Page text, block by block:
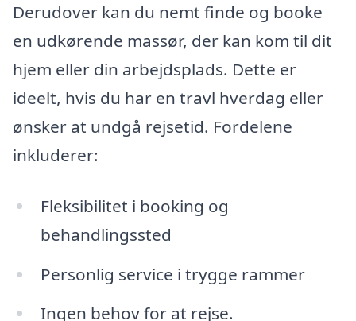
Derudover kan du nemt finde og booke
en udkørende massør, der kan kom til dit
hjem eller din arbejdsplads. Dette er
ideelt, hvis du har en travl hverdag eller
ønsker at undgå rejsetid. Fordelene
inkluderer:
Fleksibilitet i booking og
behandlingssted
Personlig service i trygge rammer
Ingen behov for at rejse.